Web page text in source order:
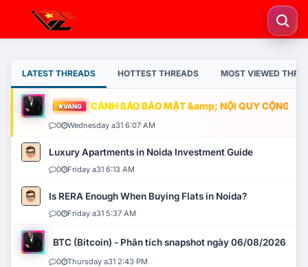
LATEST THREADS HOTTEST THREADS MOST VIEWED
VÀNG CẢNH BÁO BẢO MẬT &amp; NỘI QUY CỘNG
0 Wednesday a31 6:07 AM
Luxury Apartments in Noida Investment Guide
0 Friday a31 6:13 AM
Is RERA Enough When Buying Flats in Noida?
0 Friday a31 5:37 AM
BTC (Bitcoin) - Phân tích snapshot ngày 06/08/2026
0 Thursday a31 2:43 PM